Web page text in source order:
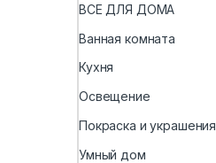
ВСЕ ДЛЯ ДОМА
Ванная комната
Кухня
Освещение
Покраска и украшения
Умный дом